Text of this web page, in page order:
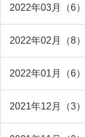
2022年03月（6）
2022年02月（8）
2022年01月（6）
2021年12月（3）